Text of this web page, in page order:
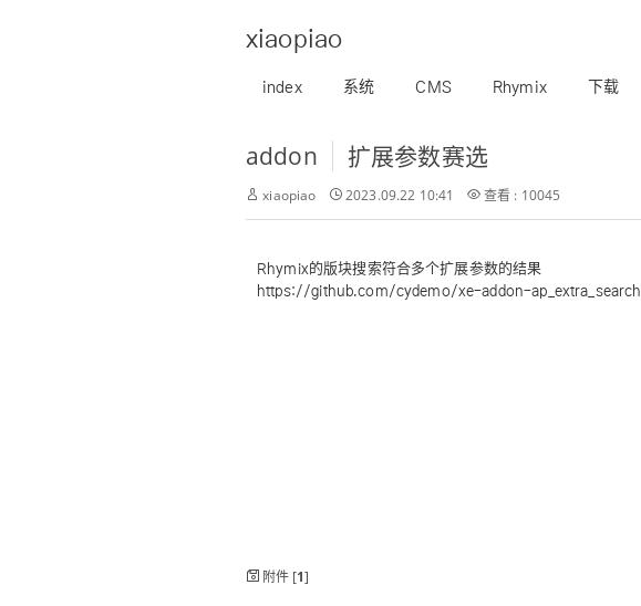
xiaopiao
index 系统 CMS Rhymix 下载
addon 扩展参数赛选
xiaopiao 2023.09.22 10:41 查看 : 10045
Rhymix的版块搜索符合多个扩展参数的结果
https://github.com/cydemo/xe-addon-ap_extra_search
附件 [1]